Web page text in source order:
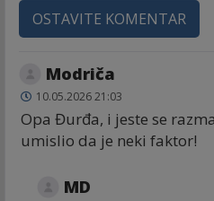
OSTAVITE KOMENTAR
Modriča
10.05.2026 21:03
Opa Đurđa, i jeste se
umislio da je neki faktor!
MD